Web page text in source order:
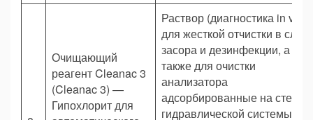
Очищающий
реагент Cleanac 3
(Cleanac 3) —
Гипохлорит для
Раствор (диагностика in
для жесткой отчистки в
засора и дезинфекции, а
также для очистки
анализатора
адсорбированные на
гидравлической системы от